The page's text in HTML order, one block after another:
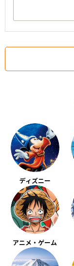
ディズニー
アニメ・ゲーム